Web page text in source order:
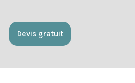
Devis gratuit